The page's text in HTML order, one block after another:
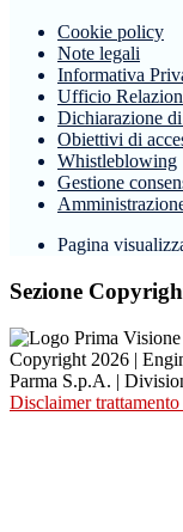
Cookie policy
Note legali
Informativa
Ufficio
Dichiarazione
Obiettivi di
Whistleblowing
Gestione
Pagina
Sezione
Copyright 2026 |
Parma S.p.A. |
Disclaimer